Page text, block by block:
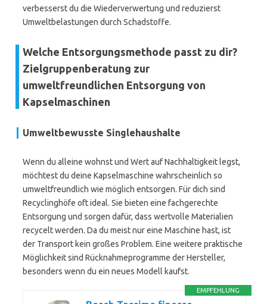
verbesserst du die Wiederverwertung und reduzierst
Umweltbelastungen durch Schadstoffe.
Welche Entsorgungsmethode passt zu dir?
Zielgruppenberatung zur
umweltfreundlichen Entsorgung von
Kapselmaschinen
Umweltbewusste Singlehaushalte
Wenn du alleine wohnst und Wert auf Nachhaltigkeit legst,
möchtest du deine Kapselmaschine wahrscheinlich so
umweltfreundlich wie möglich entsorgen. Für dich sind
Recyclinghöfe oft ideal. Sie bieten eine fachgerechte
Entsorgung und sorgen dafür, dass wertvolle Materialien
recycelt werden. Da du meist nur eine Maschine hast, ist
der Transport kein großes Problem. Eine weitere praktische
Möglichkeit sind Rücknahmeprogramme der Hersteller,
besonders wenn du ein neues Modell kaufst.
EMPFEHLUNG